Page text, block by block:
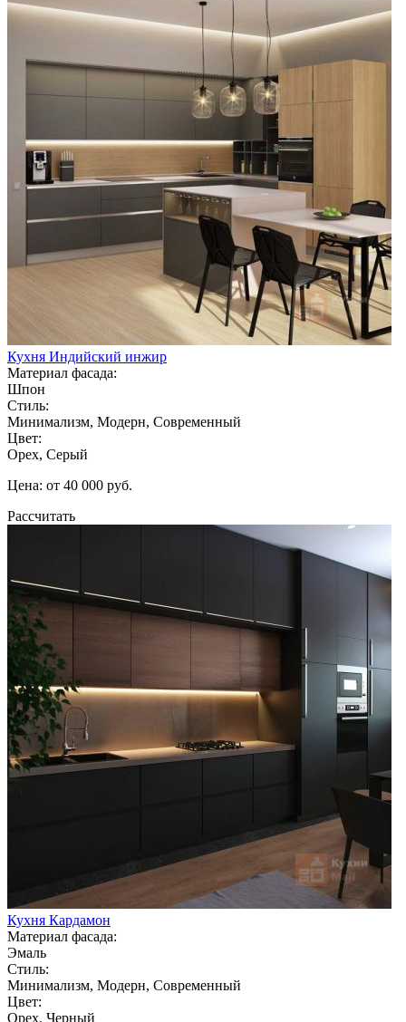
Кухня Индийский инжир
Материал фасада:
Шпон
Стиль:
Минимализм, Модерн, Современный
Цвет:
Орех, Серый
Цена: от 40 000 руб.
Рассчитать
Кухня Кардамон
Материал фасада:
Эмаль
Стиль:
Минимализм, Модерн, Современный
Цвет:
Орех, Черный